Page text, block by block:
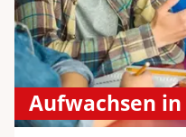
Aufwachsen